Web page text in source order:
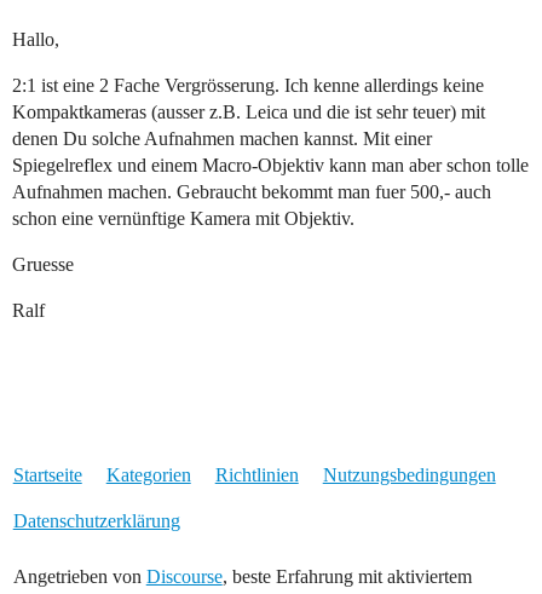
Hallo,
2:1 ist eine 2 Fache Vergrösserung. Ich kenne allerdings keine
Kompaktkameras (ausser z.B. Leica und die ist sehr teuer) mit
denen Du solche Aufnahmen machen kannst. Mit einer
Spiegelreflex und einem Macro-Objektiv kann man aber schon tolle
Aufnahmen machen. Gebraucht bekommt man fuer 500,- auch
schon eine vernünftige Kamera mit Objektiv.
Gruesse
Ralf
Startseite Kategorien Richtlinien Nutzungsbedingungen
Datenschutzerklärung
Angetrieben von Discourse, beste Erfahrung mit aktiviertem